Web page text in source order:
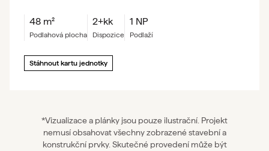
48 m²
podlahová plocha
2+kk
dispozice
1 NP
podlaží
Stáhnout kartu jednotky
*Vizualizace a plánky jsou pouze ilustrační. Projekt
nemusí obsahovat všechny zobrazené stavební a
konstrukční prvky. Skutečné provedení může být